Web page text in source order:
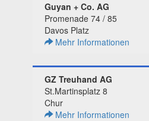
Guyan + Co. AG
Promenade 74 / 85
Davos Platz
Mehr Informationen
GZ Treuhand AG
St.Martinsplatz 8
Chur
Mehr Informationen